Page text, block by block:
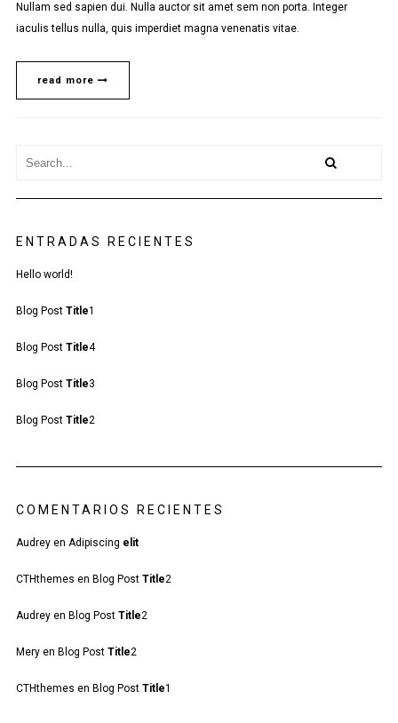
Nullam sed sapien dui. Nulla auctor sit amet sem non porta. Integer
iaculis tellus nulla, quis imperdiet magna venenatis vitae.
read more
ENTRADAS RECIENTES
Hello world!
Blog Post Title1
Blog Post Title4
Blog Post Title3
Blog Post Title2
COMENTARIOS RECIENTES
Audreyen Adipiscing elit
CTHthemes en Blog Post Title2
Audreyen Blog Post Title2
Meryen Blog Post Title2
CTHthemes en Blog Post Title1